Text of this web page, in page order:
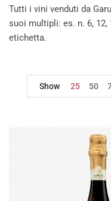
Tutti i vini venduti da
suoi multipli: es. n. 6,
etichetta.
Show
25 50